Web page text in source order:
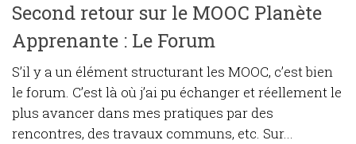
Second retour sur le MOOC Planète
Apprenante : Le Forum
S’il y a un élément structurant les MOOC, c’est bien
le forum. C’est là où j’ai pu échanger et réellement le
plus avancer dans mes pratiques par des
rencontres, des travaux communs, etc. Sur...